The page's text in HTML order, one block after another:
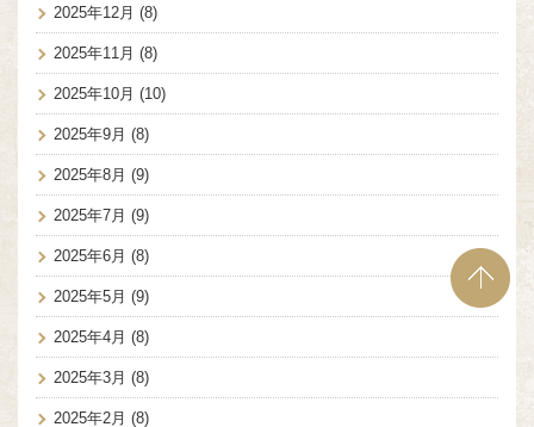
2025年12月 (8)
2025年11月 (8)
2025年10月 (10)
2025年9月 (8)
2025年8月 (9)
2025年7月 (9)
2025年6月 (8)
2025年5月 (9)
2025年4月 (8)
2025年3月 (8)
2025年2月 (8)